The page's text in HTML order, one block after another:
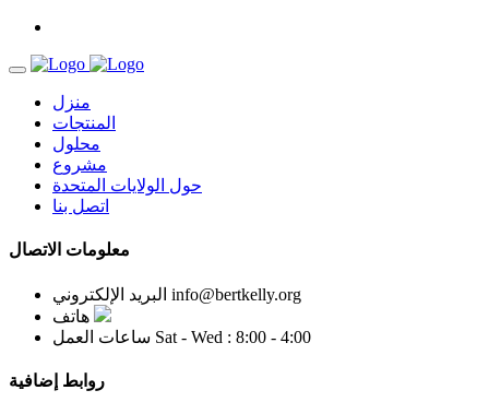
منزل
المنتجات
محلول
مشروع
حول الولايات المتحدة
اتصل بنا
معلومات الاتصال
البريد الإلكتروني info@bertkelly.org
هاتف
ساعات العمل Sat - Wed : 8:00 - 4:00
روابط إضافية